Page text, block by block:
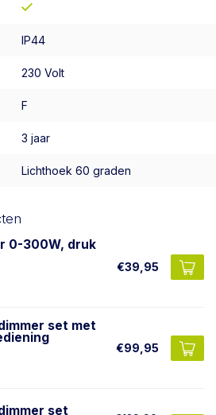
IP44
230 Volt
F
3 jaar
Lichthoek 60 graden
0-300W, druk
€39,95
set met
€99,95
set